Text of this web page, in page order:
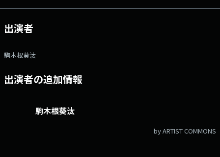
出演者
駒木根葵汰
出演者の追加情報
駒木根葵汰
by ARTIST COMMONS